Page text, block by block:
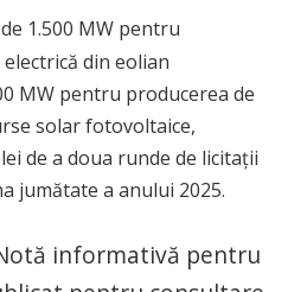
1.500 MW pentru
din eolian
MW pentru producerea de
solar fotovoltaice,
de a doua runde de licitații
jumătate a anului 2025.
informativă pentru